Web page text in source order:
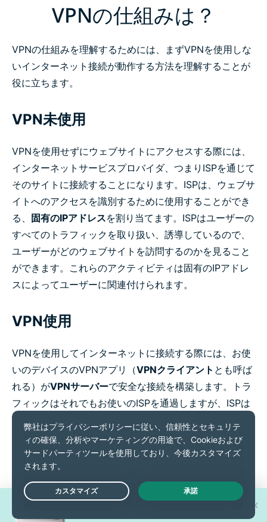
VPNの仕組みは？
VPNの仕組みを理解するためには、まずVPNを使用しな
いインターネット接続が動作する方法を理解することが
役に立ちます。
VPN未使用
VPNを使用せずにウェブサイトにアクセスする際には、
インターネットサービスプロバイダ、つまりISPを通じて
そのサイトに接続することになります。ISPは、ウェブサ
イトへのアクセスを識別するために使用することができ
る、 固有のIPアドレスを割り当てます。ISPはユーザーの
すべてのトラフィックを取り扱い、誘導しているので、
ユーザーがどのウェブサイトを訪問するのかを見ること
ができます。これらのアクティビティは固有のIPアドレ
スによってユーザーに関連付けられます。
VPN使用
VPNを使用してインターネットに接続する際には、お使
いのデバイスのVPNアプリ（VPNクライアント とも呼ば
れる）がVPNサーバーで安全な接続を構築します。トラ
フィックはそれでもお使いのISPを通過しますが、ISPは
最終目的地を読み込んだり見ることはできません。訪問
するウェブサイトはユーザーのオリジナルのIPアドレス
を見ることはできず、他の多数のユーザーが共有し、定
期的に変わるVPNサーバーのIPアドレスだけを見ること
になります。
Live Chat
新型iPhone 17 Proが